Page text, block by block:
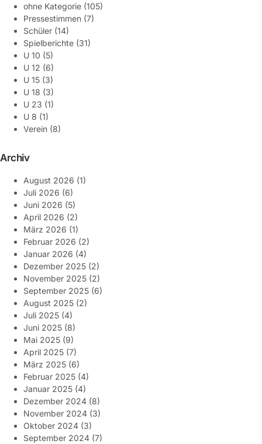
ohne Kategorie (105)
Pressestimmen (7)
Schüler (14)
Spielberichte (31)
U 10 (5)
U 12 (6)
U 15 (3)
U 18 (3)
U 23 (1)
U 8 (1)
Verein (8)
Archiv
August 2026 (1)
Juli 2026 (6)
Juni 2026 (5)
April 2026 (2)
März 2026 (1)
Februar 2026 (2)
Januar 2026 (4)
Dezember 2025 (2)
November 2025 (2)
September 2025 (6)
August 2025 (2)
Juli 2025 (4)
Juni 2025 (8)
Mai 2025 (9)
April 2025 (7)
März 2025 (6)
Februar 2025 (4)
Januar 2025 (4)
Dezember 2024 (8)
November 2024 (3)
Oktober 2024 (3)
September 2024 (7)